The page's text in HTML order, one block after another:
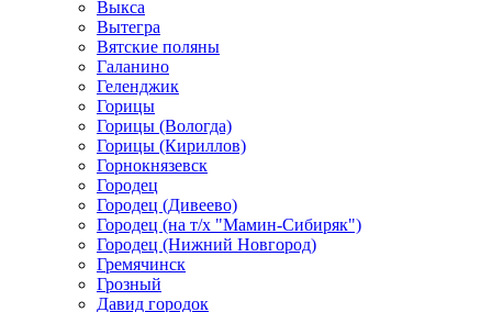
Выкса
Вытегра
Вятские поляны
Галанино
Геленджик
Горицы
Горицы (Вологда)
Горицы (Кириллов)
Горнокнязевск
Городец
Городец (Дивеево)
Городец (на т/х "Мамин-Сибиряк")
Городец (Нижний Новгород)
Гремячинск
Грозный
Давид городок